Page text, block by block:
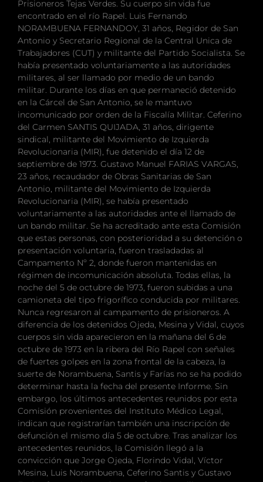
Prisioneros Tejas Verdes. Su cuerpo sin vida fue
encontrado en el río Rapel. Luis Fernando
NORAMBUENA FERNANDOY, 31 años, Regidor de San
Antonio y Secretario Regional de la Central Unica de
Trabajadores (CUT) y militante del Partido Socialista. Se
había presentado voluntariamente a las autoridades
militares, al ser llamado por medio de un bando
militar. Durante los días en que permaneció detenido
en la Cárcel de San Antonio, se le mantuvo
incomunicado por orden de la Fiscalía Militar. Ceferino
del Carmen SANTIS QUIJADA, 31 años, dirigente
sindical, militante del Movimiento de Izquierda
Revolucionaria (MIR), fue detenido el día 12 de
septiembre de 1973. Gustavo Manuel FARIAS VARGAS,
23 años, recaudador de Obras Sanitarias de San
Antonio, militante del Movimiento de Izquierda
Revolucionaria (MIR), se había presentado
voluntariamente a las autoridades ante el llamado de
un bando militar. Se ha acreditado ante esta Comisión
que estas personas, con posterioridad a su detención o
presentación voluntaria, fueron trasladadas al
Campamento Nº 2, donde fueron mantenidas en
régimen de incomunicación absoluta. Todas ellas, la
noche del 5 de octubre de 1973, fueron subidas a una
camioneta del tipo frigorífico conducida por militares.
Nunca regresaron al campamento de prisioneros. A
diferencia de los detenidos Ojeda, Mesina y Vidal, cuyos
cuerpos sin vida aparecieron en la mañana del 6 de
octubre de 1973 en la ribera del Río Rapel con señales
de fuertes golpes en la zona frontal de la cabeza, la
suerte de Norambuena, Santis y Farías no se ha podido
determinar hasta la fecha del presente Informe. Sin
embargo, los últimos antecedentes reunidos por esta
Comisión provenientes del Instituto Médico Legal,
indican que registrarían también una inscripción de
defunción el mismo día 5 de octubre. Tras analizar los
antecedentes reunidos, la Comisión llegó a la
convicción que Jorge Ojeda, Florindo Vidal, Víctor
Mesina, Luis Norambuena, Ceferino Santis y Gustavo